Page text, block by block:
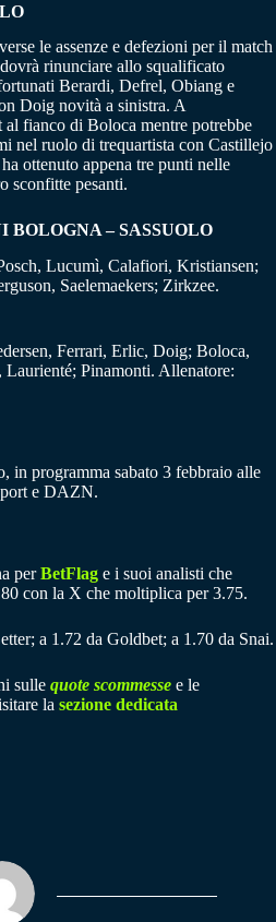
le assenze e defezioni per il match
rinunciare allo squalificato
Berardi, Defrel, Obiang e
Doig novità a sinistra. A
al fianco di Boloca mentre potrebbe
nel ruolo di trequartista con Castillejo
ottenuto appena tre punti nelle
sconfitte pesanti.
– SASSUOLO
Lucumì, Calafiori, Kristiansen;
Saelemaekers; Zirkzee.
Ferrari, Erlic, Doig; Boloca,
Pinamonti. Allenatore:
in programma sabato 3 febbraio alle
e DAZN.
perBetFlag e i suoi analisti che
con la X che moltiplica per 3.75.
a 1.72 da Goldbet; a 1.70 da Snai.
sulle quote scommesse e le
la sezione dedicata